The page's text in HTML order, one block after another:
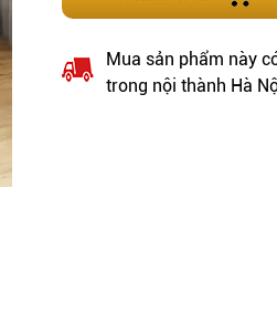
Mua sản phẩm này
trong nội thành Hà